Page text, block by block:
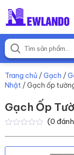
Trang chủ /Gạch /
Nhật / Gạch ốp
Gạch Ốp
5
(0